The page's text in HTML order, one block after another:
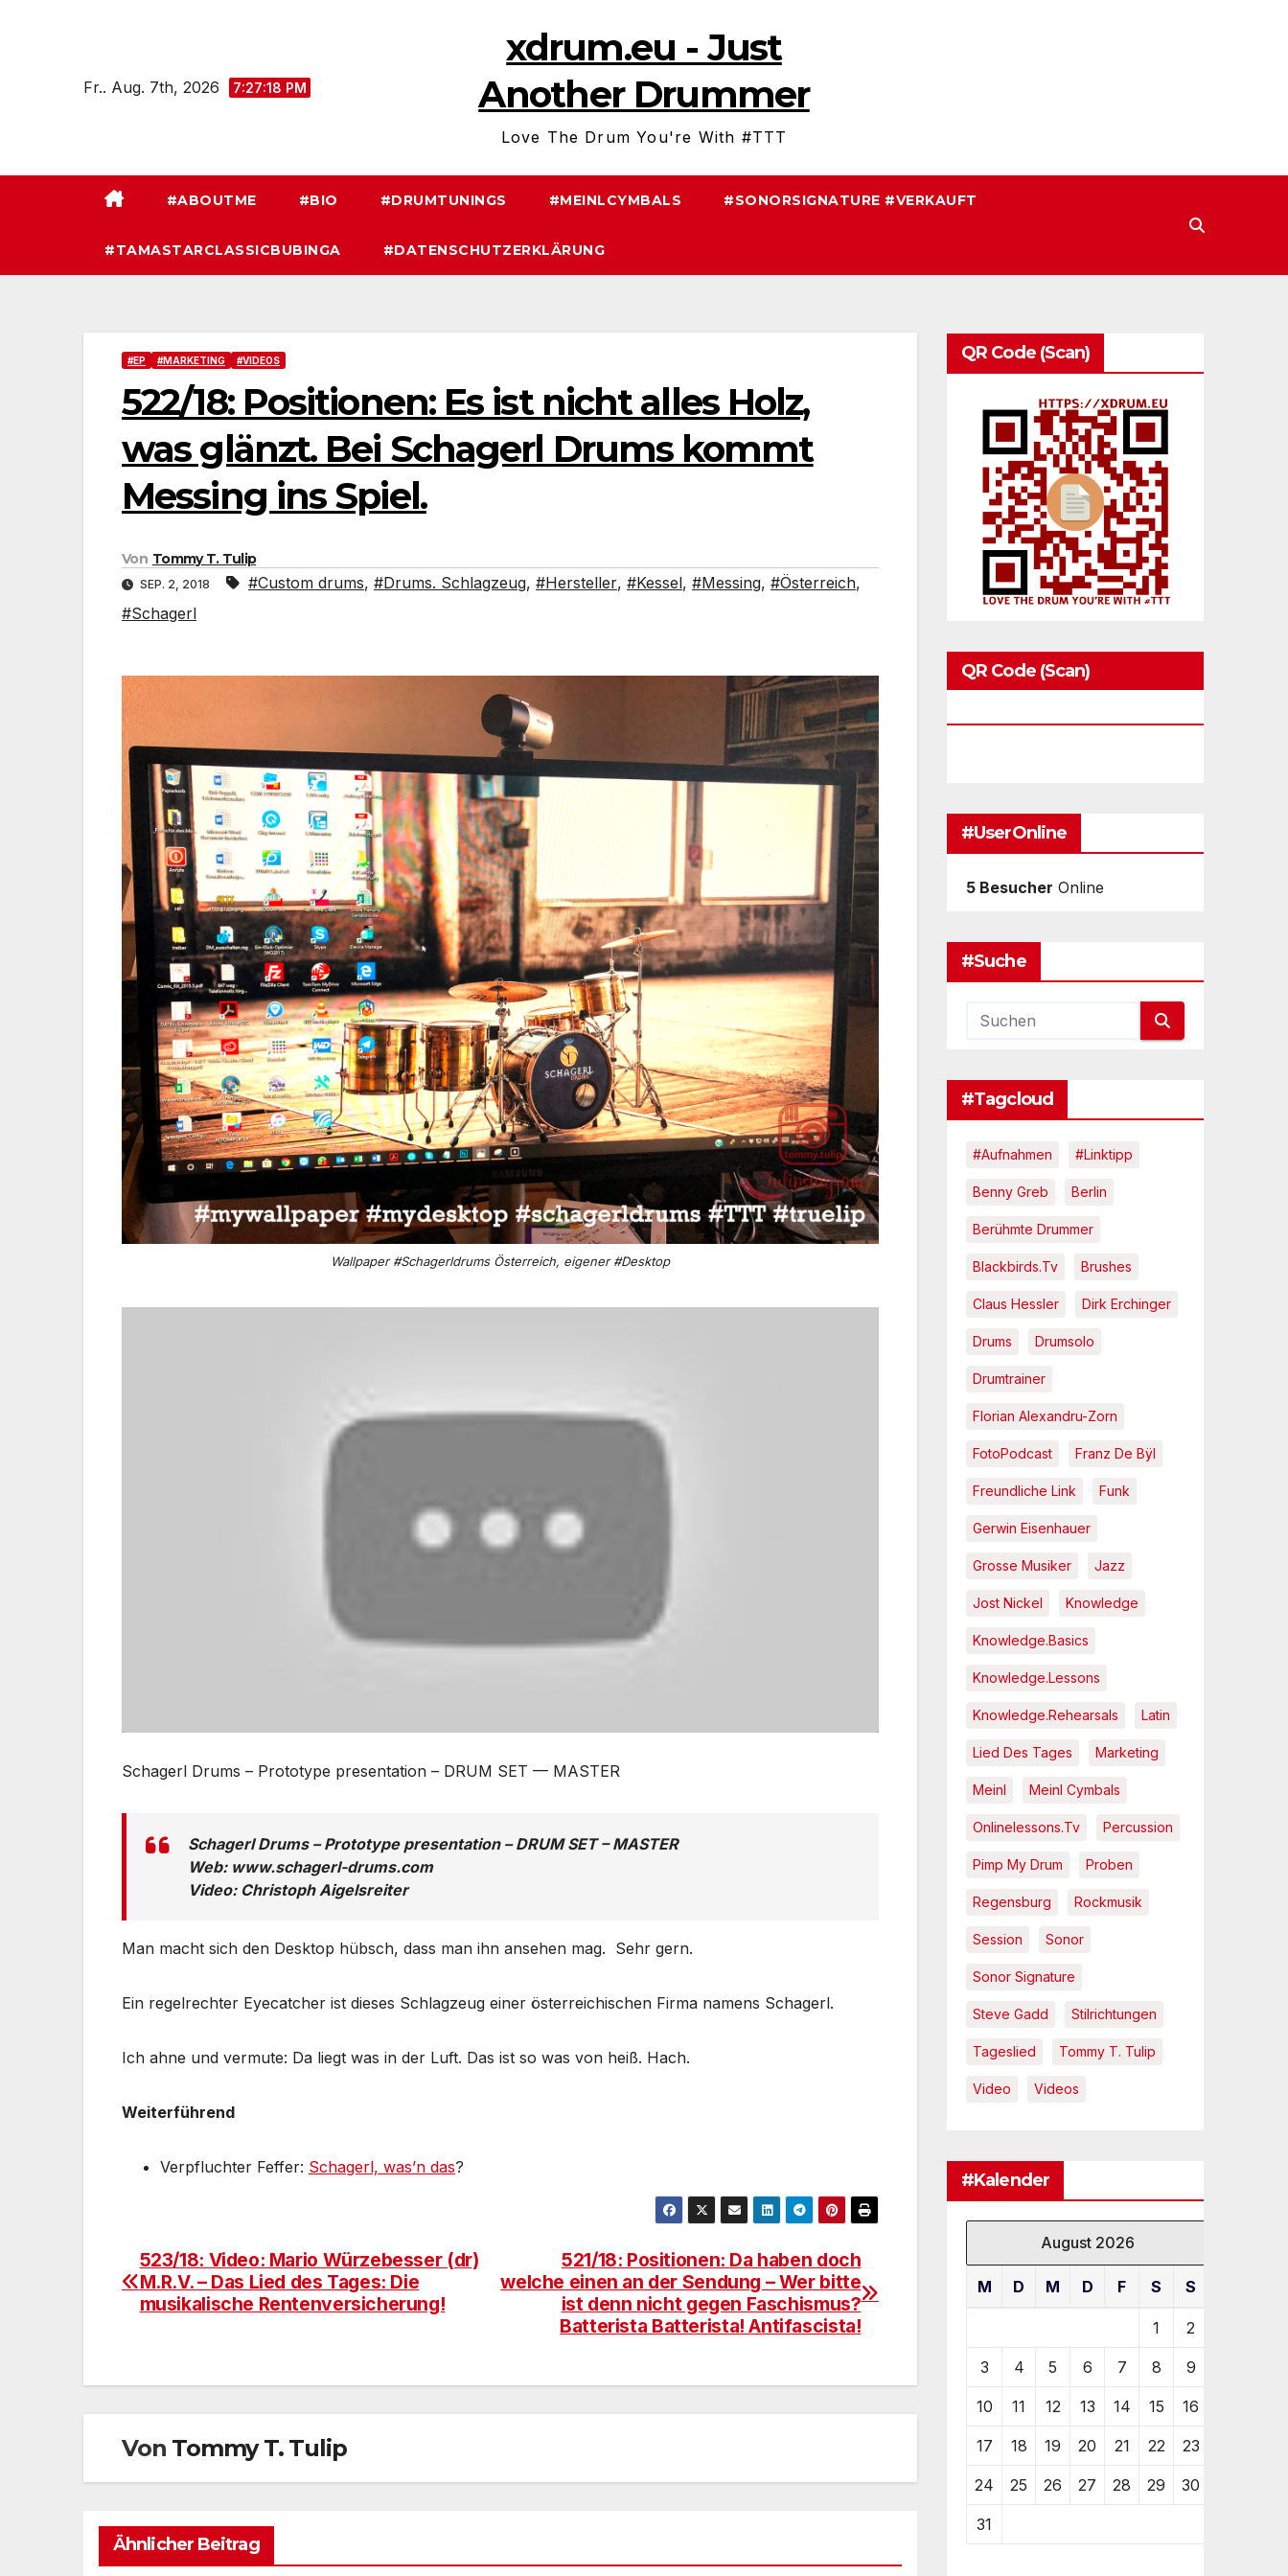
Fr.. Aug. 7th, 2026
7:27:19 PM
xdrum.eu - Just
Another Drummer
Love The Drum You're With #TTT
#ABOUTME #BIO #DRUMTUNINGS #MEINLCYMBALS #SONORSIGNATURE #VERKAUFT
#TAMASTARCLASSICBUBINGA #DATENSCHUTZERKLÄRUNG
#EP #MARKETING #VIDEOS
522/18: Positionen: Es ist nicht alles Holz,
was glänzt. Bei Schagerl Drums kommt
Messing ins Spiel.
Von Tommy T. Tulip
SEP. 2, 2018 #Custom drums, #Drums. Schlagzeug, #Hersteller, #Kessel, #Messing, #Österreich,
#Schagerl
Wallpaper #Schagerldrums Österreich, eigener #Desktop
Schagerl Drums – Prototype presentation – DRUM SET — MASTER
Schagerl Drums – Prototype presentation – DRUM SET – MASTER
Web: www.schagerl-drums.com
Video: Christoph Aigelsreiter
Man macht sich den Desktop hübsch, dass man ihn ansehen mag. Sehr gern.
Ein regelrechter Eyecatcher ist dieses Schlagzeug einer österreichischen Firma namens Schagerl.
Ich ahne und vermute: Da liegt was in der Luft. Das ist so was von heiß. Hach.
Weiterführend
Verpfluchter Feffer: Schagerl, was’n das?
Beitragsnavigation
521/18: Positionen: Da haben doch
welche einen an der Sendung – Wer bitte
ist denn nicht gegen Faschismus?
Batterista Batterista! Antifascista!
523/18: Video: Mario Würzebesser (dr)
M.R.V. – Das Lied des Tages: Die
musikalische Rentenversicherung!
Von Tommy T. Tulip
Ähnlicher Beitrag
QR Code (Scan)
QR Code (Scan)
#UserOnline
5 Besucher Online
#Suche
#Tagcloud
#Aufnahmen #Linktipp
Benny Greb Berlin
Berühmte Drummer
Blackbirds.tv Brushes
Claus Hessler Dirk Erchinger
Drums Drumsolo
Drumtrainer
Florian Alexandru-Zorn
FotoPodcast Franz De Bÿl
Freundliche Link Funk
Gerwin Eisenhauer
Grosse Musiker Jazz
Jost Nickel Knowledge
Knowledge.Basics
Knowledge.Lessons
Knowledge.Rehearsals Latin
Lied Des Tages Marketing
Meinl Meinl Cymbals
Onlinelessons.tv Percussion
Pimp My Drum Proben
Regensburg Rockmusik
Session Sonor
Sonor Signature
Steve Gadd Stilrichtungen
Tageslied Tommy T. Tulip
Video Videos
#Kalender
August 2026
M D M D F S S
1 2
3 4 5 6 7 8 9
10 11 12 13 14 15 16
17 18 19 20 21 22 23
24 25 26 27 28 29 30
31